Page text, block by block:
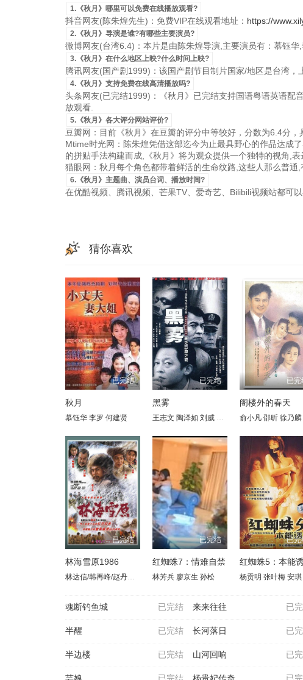
1.《秋月》哪里可以免费在线播放观看?
抖音网友(陈朱煌先生)：免费VIP在线观看地址： https://
2.《秋月》导演是谁?有哪些主要演员?
微博网友(台湾6.4)：本片是由陈朱煌导演,主要演员有：慕钰华
3.《秋月》在什么地区上映?什么时间上映?
腾讯网友(国产剧1999)：该国产剧节目制片国家/地区是台湾
4.《秋月》支持免费在线高清播放吗?
头条网友(已完结1999)：《秋月》已完结支持国语粤语英语配
放观看.
5.《秋月》各大评分网站评价?
豆瓣网：目前《秋月》在豆瓣的评分中等较好，分数为6.4分，
Mtime时光网：陈朱煌凭借这部迄今为止最具野心的作品达成
的拼贴手法构建而成,《秋月》将为观众提供一个独特的视角,
猫眼网：秋月每个角色都带着鲜活的生命纹路,这些人那么普
6.《秋月》主题曲、演员台词、播放时间?
在优酷视频、腾讯视频、芒果TV、爱奇艺、Bilibili视频站都可以
猜你喜欢
已完结
秋月
慕钰华 李罗 何建贤
已完结
黑雾
王志文 陶泽如 刘威 张晓林 田海蓉 吕凉 孔维
已完
阁楼外的春天
俞小凡 邵昕 徐乃麟
已完结
林海雪原1986
已完结
红蜘蛛7：情难自禁
林芳兵 廖京生 孙松
已完
红蜘蛛5：本能
杨贡明 张叶梅 安琪
已完结
魂断钓鱼城 已
来来往往
已完结
半醒 已
长河落日
已完结
半边楼 已
山河回响
已完结
芸娘 已
杨贵妃传奇